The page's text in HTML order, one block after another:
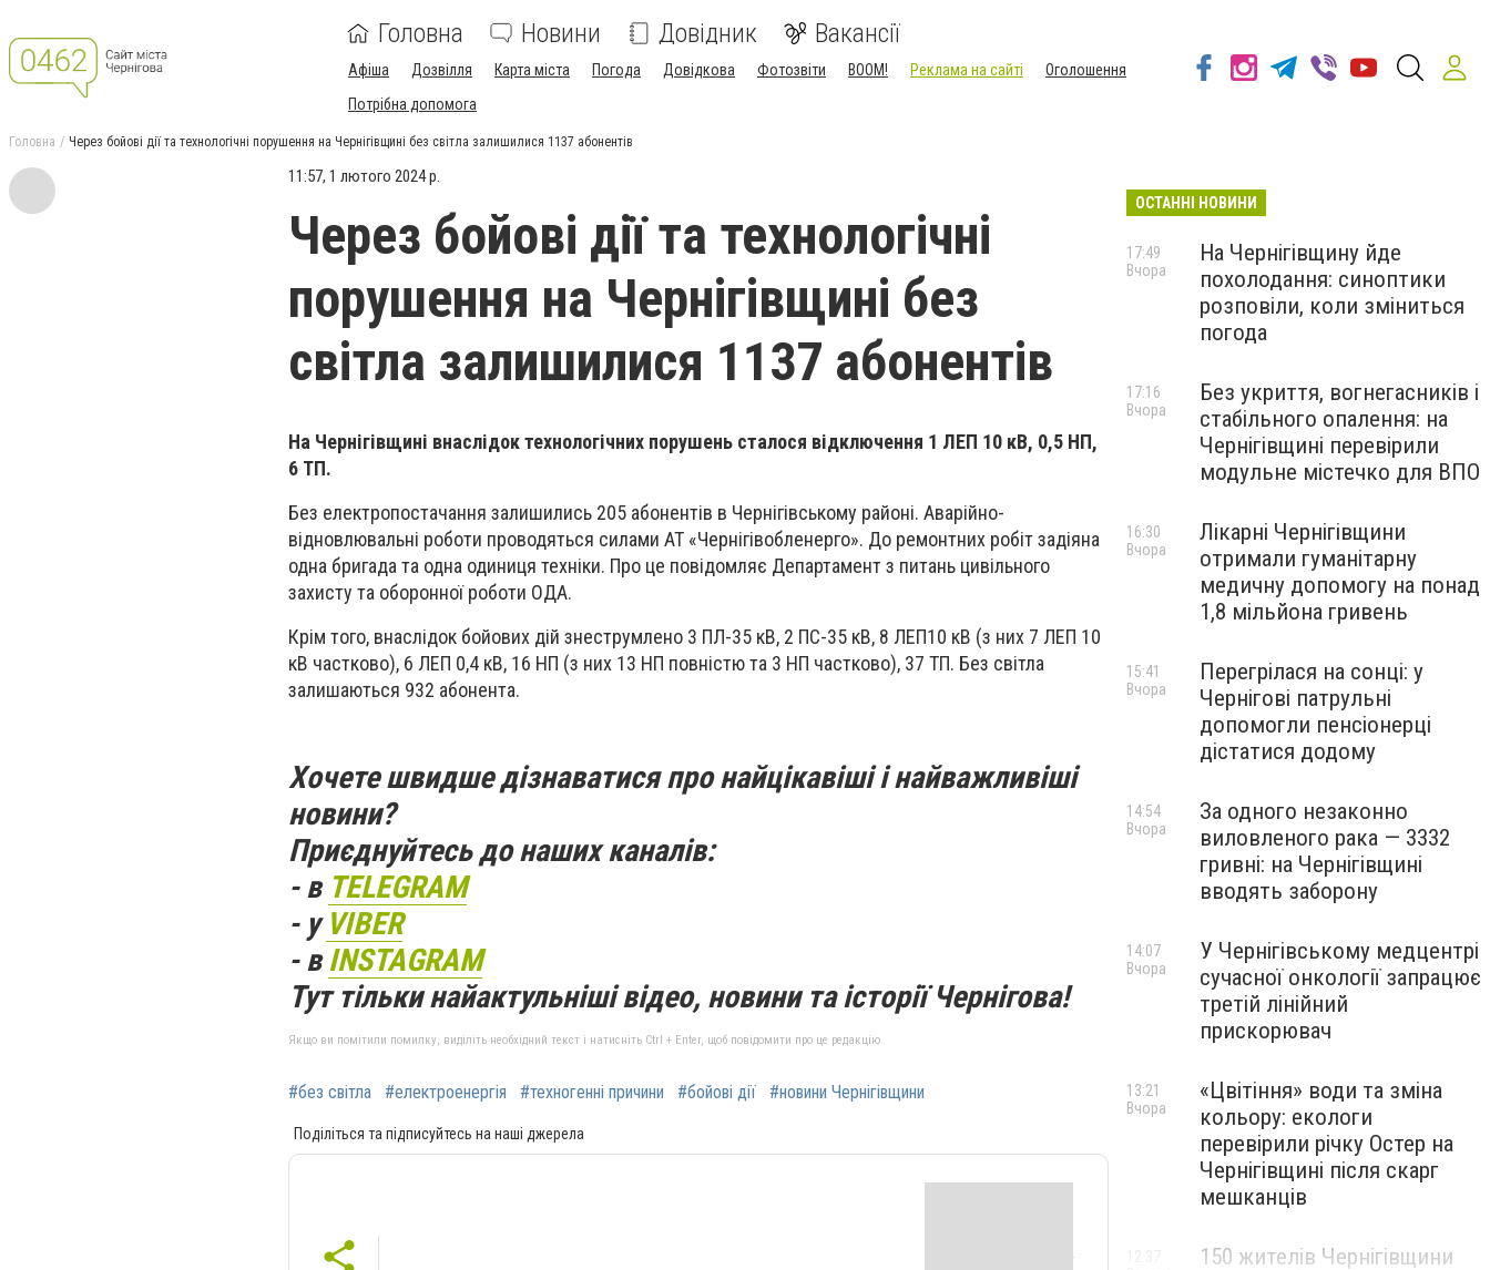
Головна Новини Довідник Вакансії
Афіша Дозвілля Карта міста Погода Довідкова Фотозвіти BOOM! Реклама на сайті
Оголошення
Потрібна допомога
Головна Через бойові дії та технологічні порушення на Чернігівщині без світла залишилися 1137 абонентів
11:57, 1 лютого 2024 р.
Через бойові дії та технологічні
порушення на Чернігівщині без
світла залишилися 1137 абонентів
На Чернігівщині внаслідок технологічних порушень сталося відключення 1 ЛЕП 10 кВ, 0,5 НП,
6 ТП.
Без електропостачання залишились 205 абонентів в Чернігівському районі. Аварійно-
відновлювальні роботи проводяться силами АТ «Чернігівобленерго». До ремонтних робіт задіяна
одна бригада та одна одиниця техніки. Про це повідомляє Департамент з питань цивільного
захисту та оборонної роботи ОДА.
Крім того, внаслідок бойових дій знеструмлено 3 ПЛ-35 кВ, 2 ПС-35 кВ, 8 ЛЕП10 кВ (з них 7 ЛЕП 10
кВ частково), 6 ЛЕП 0,4 кВ, 16 НП (з них 13 НП повністю та 3 НП частково), 37 ТП. Без світла
залишаються 932 абонента.
Хочете швидше дізнаватися про найцікавіші і найважливіші
новини?
Приєднуйтесь до наших каналів:
- в TELEGRAM
- у VIBER
- вINSTAGRAM
Тут тільки найактульніші відео, новини та історії Чернігова!
Якщо ви помітили помилку, виділіть необхідний текст і натисніть Ctrl + Enter, щоб повідомити про це редакцію
#без світла #електроенергія #техногенні причини #бойові дії #новини Чернігівщини
Поділіться та підписуйтесь на наші джерела
ОСТАННІ НОВИНИ
На Чернігівщину йде
похолодання: синоптики
розповіли, коли зміниться
погода
17:49
Вчора
Без укриття, вогнегасників і
стабільного опалення: на
Чернігівщині перевірили
модульне містечко для ВПО
17:16
Вчора
Лікарні Чернігівщини
отримали гуманітарну
медичну допомогу на понад
1,8 мільйона гривень
16:30
Вчора
Перегрілася на сонці: у
Чернігові патрульні
допомогли пенсіонерці
дістатися додому
15:41
Вчора
За одного незаконно
виловленого рака — 3332
гривні: на Чернігівщині
вводять заборону
14:54
Вчора
У Чернігівському медцентрі
сучасної онкології запрацює
третій лінійний
прискорювач
14:07
Вчора
«Цвітіння» води та зміна
кольору: екологи
перевірили річку Остер на
Чернігівщині після скарг
мешканців
13:21
Вчора
150 жителів Чернігівщини